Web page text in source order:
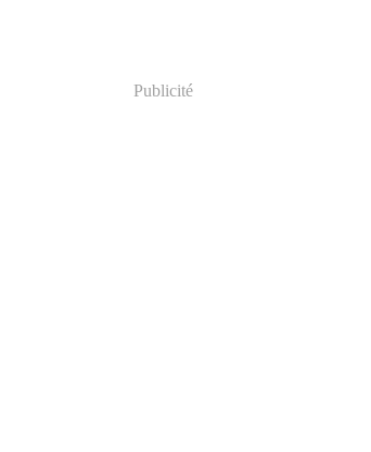
Publicité